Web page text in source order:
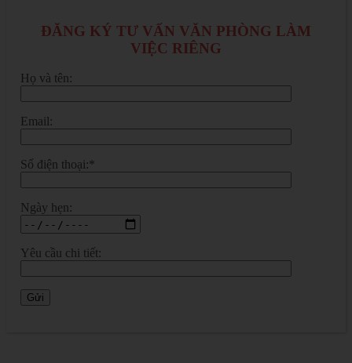
ĐĂNG KÝ TƯ VẤN VĂN PHÒNG LÀM
VIỆC RIÊNG
Họ và tên:
Email:
Số điện thoại:*
Ngày hẹn:
Yêu cầu chi tiết: